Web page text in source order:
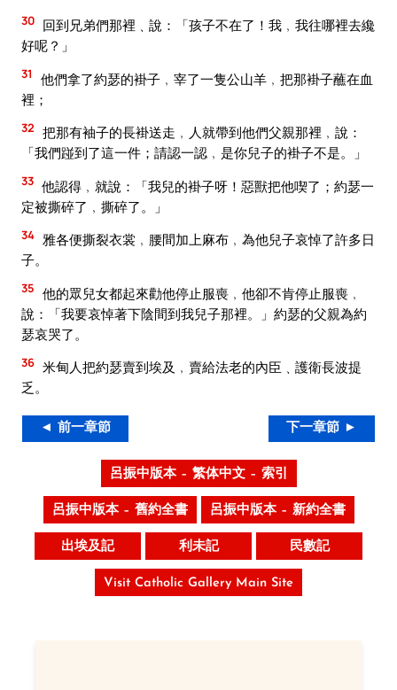
30 回到兄弟們那裡﹑說：「孩子不在了！我﹐我往哪裡去纔
好呢？」
31
他們拿了約瑟的褂子﹐宰了一隻公山羊﹐把那褂子蘸在血
裡；
32 把那有袖子的長褂送走﹐人就帶到他們父親那裡﹐說：
「我們踫到了這一件；請認一認﹐是你兒子的褂子不是。」
33 他認得﹐就說：「我兒的褂子呀！惡獸把他喫了；約瑟一
定被撕碎了﹐撕碎了。」
34 雅各便撕裂衣裳﹐腰間加上麻布﹐為他兒子哀悼了許多日
子。
35 他的眾兒女都起來勸他停止服喪﹐他卻不肯停止服喪﹐
說：「我要哀悼著下陰間到我兒子那裡。」約瑟的父親為約
瑟哀哭了。
36 米甸人把約瑟賣到埃及﹐賣給法老的內臣﹑護衛長波提
乏。
◄ 前一章節 下一章節 ►
呂振中版本 – 繁体中文 – 索引
呂振中版本 – 舊約全書 呂振中版本 – 新約全書
出埃及記 利未記 民數記
Visit Catholic Gallery Main Site